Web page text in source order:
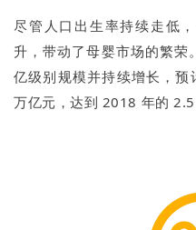
尽管人口出生率持续走低
升，带动了母婴市场的繁荣
亿级别规模并持续增长，
万亿元，达到 2018 年的 2.5